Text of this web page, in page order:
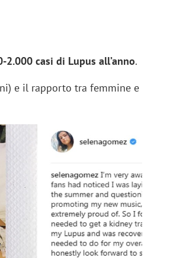
2.000 casi di Lupus all’anno.
e il rapporto tra femmine e